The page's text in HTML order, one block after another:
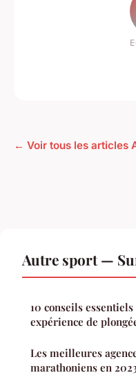
← Voir tous les articles
Autre sport —
10 conseils
expérience de
Les meilleures
marathoniens en